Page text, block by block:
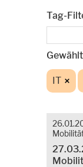
Tag-
IT